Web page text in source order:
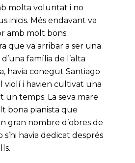
molta voluntat i no
inicis. Més endavant va
amb molt bons
que va arribar a ser una
família de l’alta
havia conegut Santiago
violí i havien cultivat una
un temps. La seva mare
bona pianista que
gran nombre d’obres de
havia dedicat després